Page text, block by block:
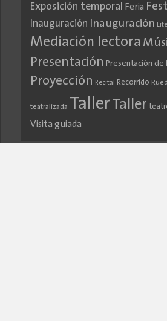
Exposición temporal Feria
Inauguración Inauguración
Mediación lectora
Presentación Presentación de
Proyección Recital Recorrido
teatralizada TallerTaller
Visita guiada